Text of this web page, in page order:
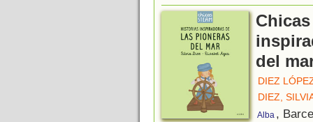
del
DIEZ
DIEZ,
Alba ,